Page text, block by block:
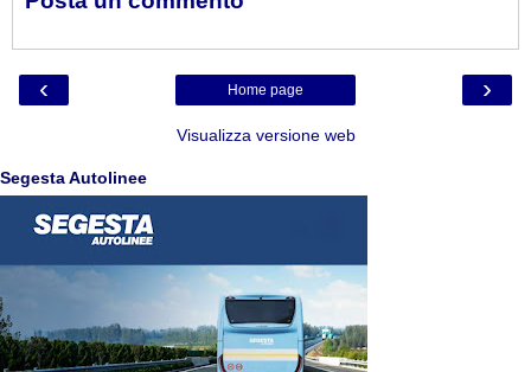
‹ ›
Home page
Visualizza versione web
Segesta Autolinee